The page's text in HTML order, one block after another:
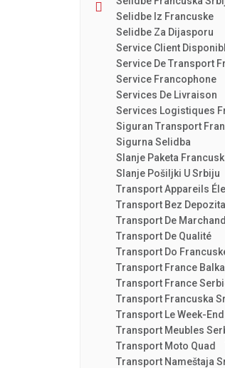
Selidbe Iz Francuske
Selidbe Za Dijasporu
Service Client
Service De Transport
Service Francophone
Services De Livraison
Services Logistiques
Siguran Transport
Sigurna Selidba
Slanje Paketa
Slanje Pošiljki U Srbiju
Transport Appareils
Transport Bez Depozita
Transport De
Transport De Qualité
Transport Do
Transport France
Transport France
Transport Francuska
Transport Le Week-End
Transport Meubles
Transport Moto Quad
Transport Nameštaja